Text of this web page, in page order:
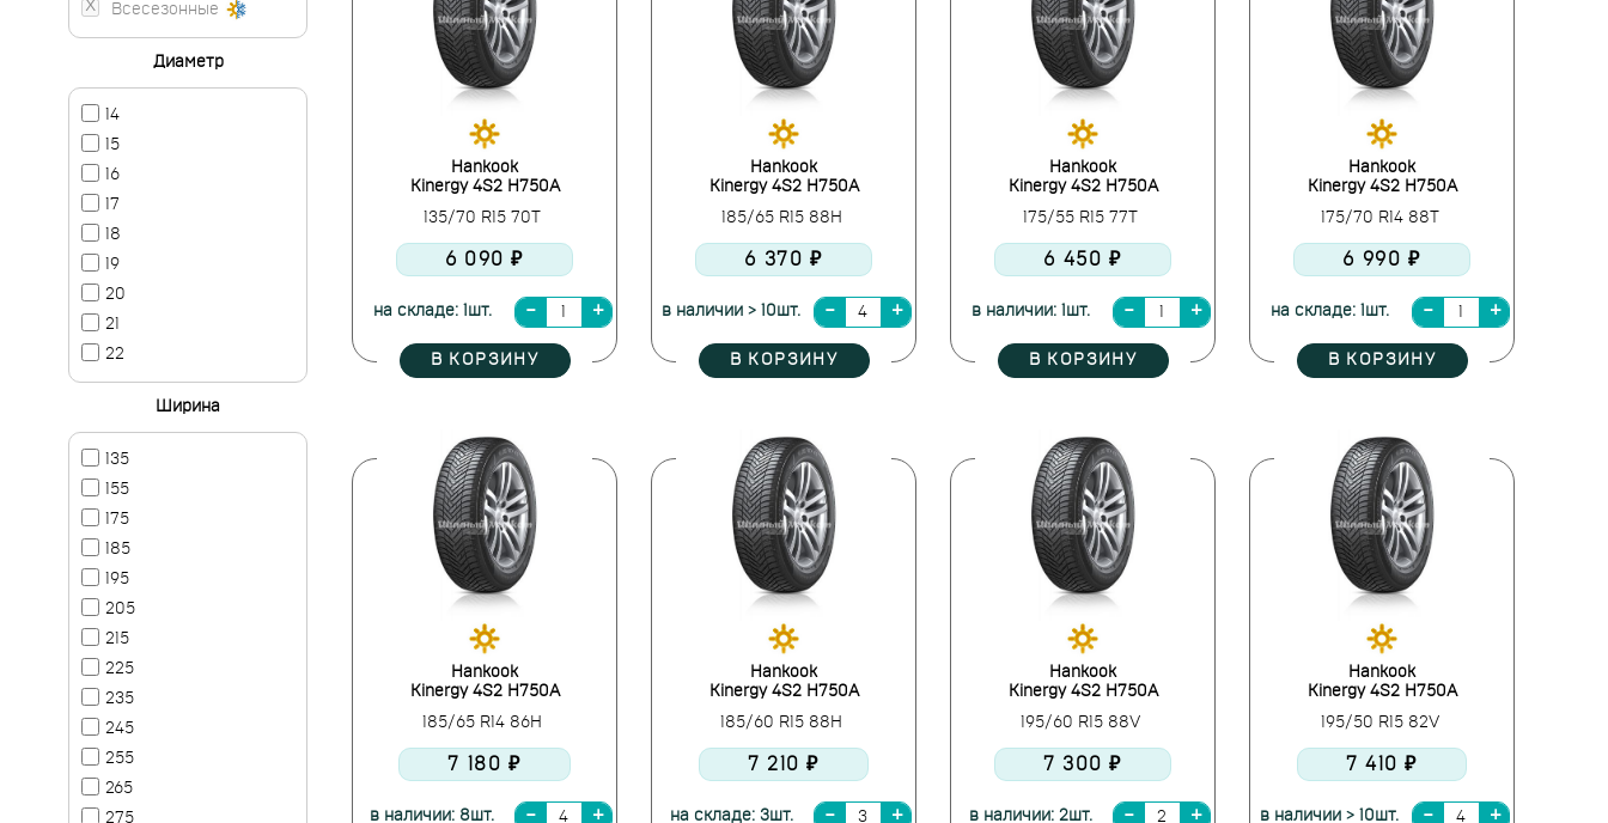
Hankook
Kinergy 4S2 H750A
135/70 R15 70T
6 090 ₽
на складе: 1шт.
В КОРЗИНУ
Hankook
Kinergy 4S2 H750A
185/65 R15 88H
6 370 ₽
в наличии > 10шт.
В КОРЗИНУ
Hankook
Kinergy 4S2 H750A
175/55 R15 77T
6 450 ₽
в наличии: 1шт.
В КОРЗИНУ
Hankook
Kinergy 4S2 H750A
175/70 R14 88T
6 990 ₽
на складе: 1шт.
В КОРЗИНУ
Hankook
Kinergy 4S2 H750A
185/65 R14 86H
7 180 ₽
в наличии: 8шт.
Hankook
Kinergy 4S2 H750A
185/60 R15 88H
7 210 ₽
на складе: 3шт.
Hankook
Kinergy 4S2 H750A
195/60 R15 88V
7 300 ₽
в наличии: 2шт.
Hankook
Kinergy 4S2 H750A
195/50 R15 82V
7 410 ₽
в наличии > 10шт.
Всесезонные
Диаметр
14
15
16
17
18
19
20
21
22
Ширина
135
155
175
185
195
205
215
225
235
245
255
265
275